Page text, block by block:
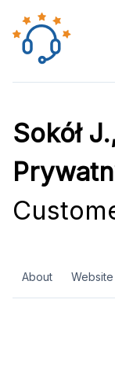
Sokół
About Website